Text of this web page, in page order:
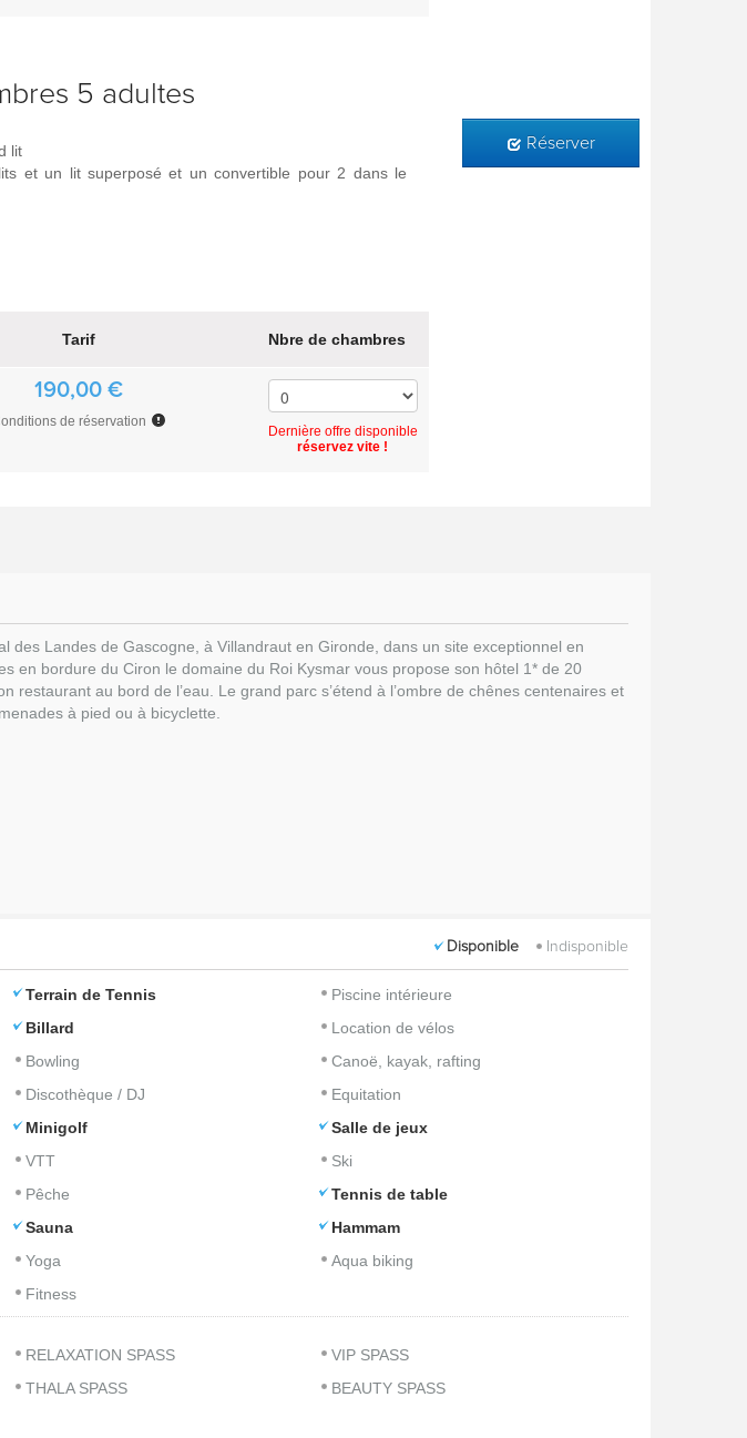
5 adultes
lit
et un lit superposé et un convertible pour 2 dans le
Tarif Nbre de chambres
190,00 €
de réservation
Dernière offre disponible
réservez vite !
Réserver
des Landes de Gascogne, à Villandraut en Gironde, dans un site exceptionnel en
en bordure du Ciron le domaine du Roi Kysmar vous propose son hôtel 1* de 20
restaurant au bord de l’eau. Le grand parc s’étend à l’ombre de chênes centenaires et
à pied ou à bicyclette.
Disponible Indisponible
Terrain de Tennis
Piscine intérieure
Billard
Location de vélos
Bowling
Canoë, kayak, rafting
Discothèque / DJ
Equitation
Minigolf
Salle de jeux
VTT
Ski
Pêche
Tennis de table
Sauna
Hammam
Yoga
Aqua biking
Fitness
RELAXATION SPASS
VIP SPASS
THALA SPASS
BEAUTY SPASS